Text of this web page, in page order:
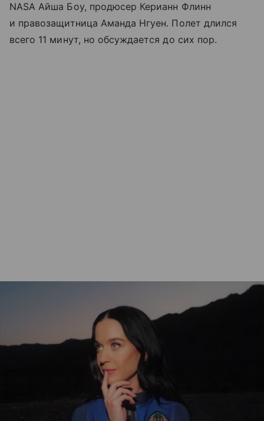
NASA Айша Боу, продюсер Керианн Флинн
и правозащитница Аманда Нгуен. Полет длился
всего 11 минут, но обсуждается до сих пор.